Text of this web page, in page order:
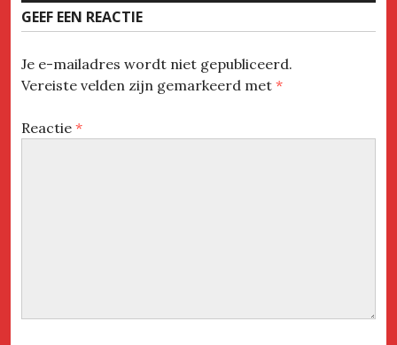
GEEF EEN REACTIE
Je e-mailadres wordt niet gepubliceerd.
Vereiste velden zijn gemarkeerd met *
Reactie *